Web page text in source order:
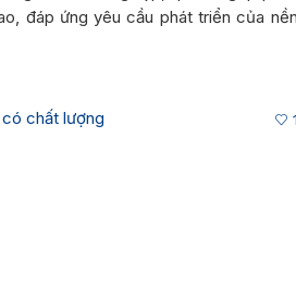
đáp ứng yêu cầu phát triển của
chất lượng